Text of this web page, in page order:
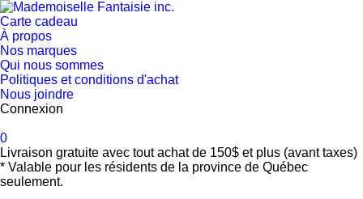
Carte cadeau
À propos
Nos marques
Qui nous sommes
Politiques et conditions d'achat
Nous joindre
Connexion
0
Livraison gratuite avec tout achat de 150$ et plus (avant taxes)
* Valable pour les résidents de la province de Québec
seulement.